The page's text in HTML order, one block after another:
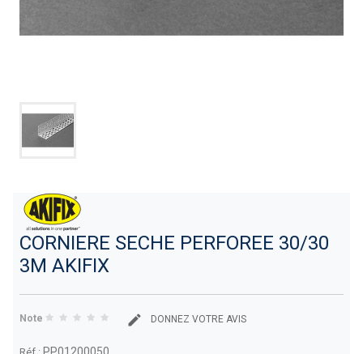
CORNIERE SECHE PERFOREE 30/30
3M AKIFIX
Note DONNEZ VOTRE AVIS